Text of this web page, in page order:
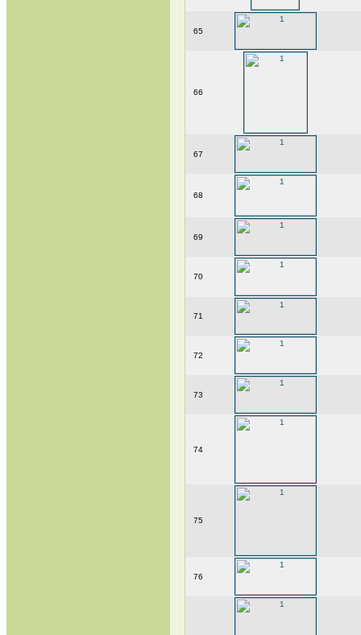
65
66
67
68
69
70
71
72
73
74
75
76